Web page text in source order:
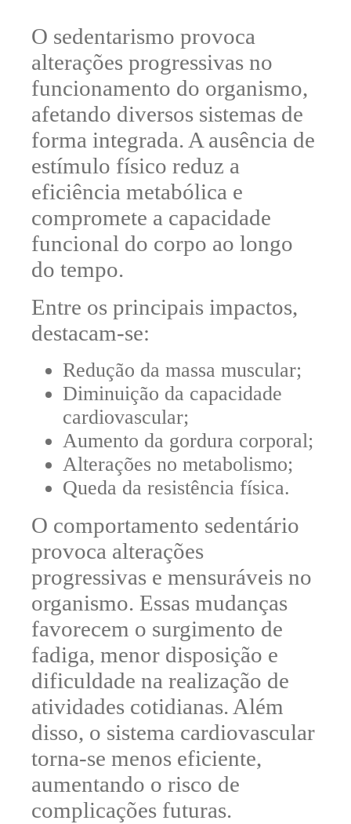
O sedentarismo provoca
alterações progressivas no
funcionamento do organismo,
afetando diversos sistemas de
forma integrada. A ausência de
estímulo físico reduz a
eficiência metabólica e
compromete a capacidade
funcional do corpo ao longo
do tempo.
Entre os principais impactos,
destacam-se:
Redução da massa muscular;
Diminuição da capacidade
cardiovascular;
Aumento da gordura corporal;
Alterações no metabolismo;
Queda da resistência física.
O comportamento sedentário
provoca alterações
progressivas e mensuráveis no
organismo. Essas mudanças
favorecem o surgimento de
fadiga, menor disposição e
dificuldade na realização de
atividades cotidianas. Além
disso, o sistema cardiovascular
torna-se menos eficiente,
aumentando o risco de
complicações futuras.